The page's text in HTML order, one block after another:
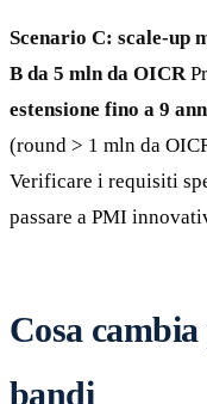
Scenario C: scale-up
B da 5 mln da OICR
estensione fino a 9
(round > 1 mln da
Verificare i requisiti
passare a PMI
Cosa
bandi